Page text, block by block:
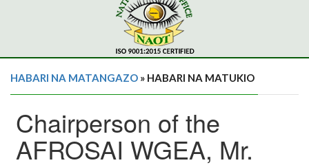
HABARI NA MATANGAZO » HABARI NA MATUKIO
Chairperson of the
AFROSAI WGEA, Mr.